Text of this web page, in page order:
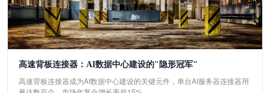
高速背板连接器：AI数据中心建设的"隐形冠军"
高速背板连接器成为AI数据中心建设的关键元件，单台AI服务器连接器用